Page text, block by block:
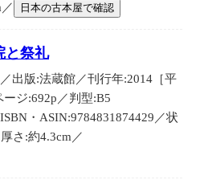
日本の古本屋で確認
と祭礼
出版:法蔵館／刊行年:2014［平
ージ:692p／判型:B5
・ASIN:9784831874429／状
さ:約4.3cm／